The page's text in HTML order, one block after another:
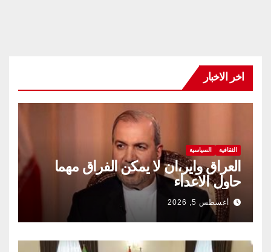
اخر الاخبار
الثقافية السياسية
العراق واير،ان لا يمكن الفراق مهما
حاول الاعداء
أغسطس 5, 2026